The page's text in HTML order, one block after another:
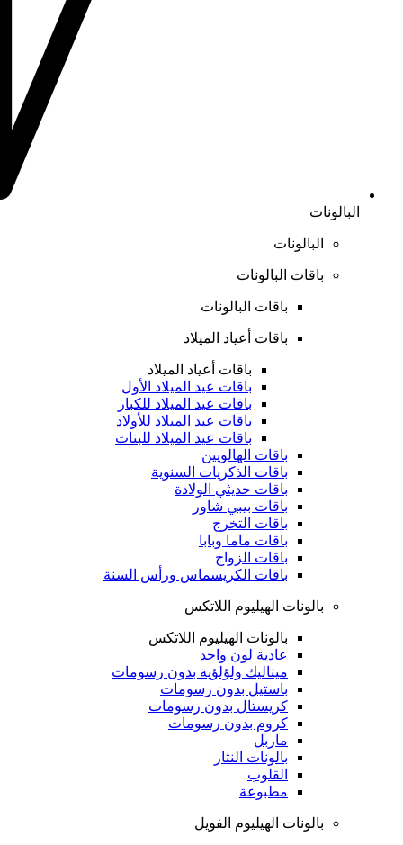
البالونات
البالونات
باقات البالونات
باقات البالونات
باقات أعياد الميلاد
باقات أعياد الميلاد
باقات عيد الميلاد الأول
باقات عيد الميلاد للكبار
باقات عيد الميلاد للأولاد
باقات عيد الميلاد للبنات
باقات الهالويين
باقات الذكريات السنوية
باقات حديثي الولادة
باقات بيبي شاور
باقات التخرج
باقات ماما وبابا
باقات الزواج
باقات الكريسماس ورأس السنة
بالونات الهيليوم اللاتكس
بالونات الهيليوم اللاتكس
عادية لون واحد
ميتاليك ولؤلؤية بدون رسومات
باستيل بدون رسومات
كريستال بدون رسومات
كروم بدون رسومات
ماربل
بالونات النثار
القلوب
مطبوعة
بالونات الهيليوم الفويل